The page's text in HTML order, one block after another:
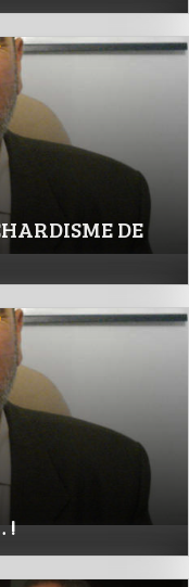
DE
!